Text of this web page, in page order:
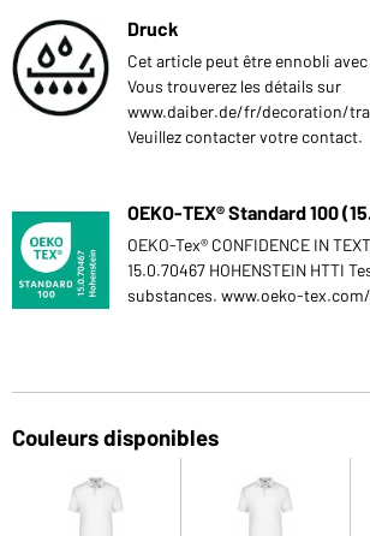
Druck
Cet article peut être ennobli
Vous trouverez les détails sur
www.daiber.de/fr/decoration/
Veuillez contacter votre contact.
OEKO-TEX® Standard 100
OEKO-Tex® CONFIDENCE IN
15.0.70467 HOHENSTEIN HTTI
substances. www.oeko-
Couleurs disponibles